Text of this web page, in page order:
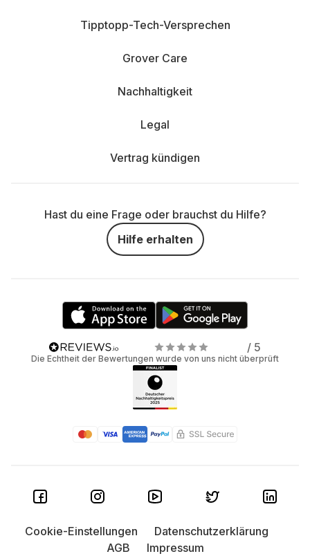
Tipptopp-Tech-Versprechen
Grover Care
Nachhaltigkeit
Legal
Vertrag kündigen
Hast du eine Frage oder brauchst du Hilfe?
Hilfe erhalten
/ 5
Die Echtheit der Bewertungen wurde von uns nicht überprüft
Cookie-Einstellungen
Datenschutzerklärung
AGB
Impressum